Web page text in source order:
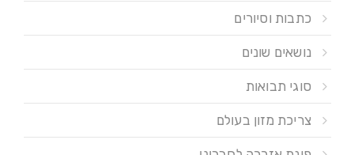
כתבות וסיורים
נושאים שונים
סוגי תבואות
צריכת מזון בעולם